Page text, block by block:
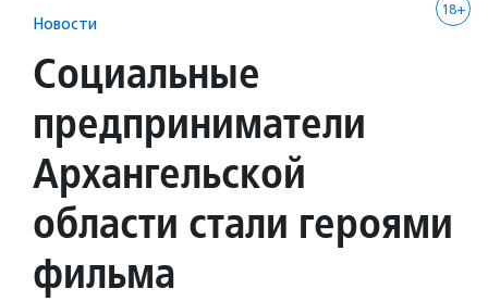
18+
Новости
Социальные
предприниматели
Архангельской
области стали героями
фильма